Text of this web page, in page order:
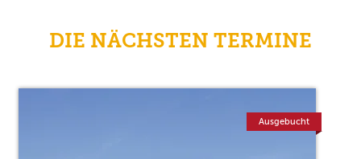
DIE NÄCHSTEN TERMINE
Ausgebucht